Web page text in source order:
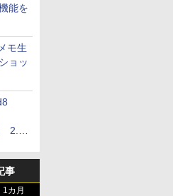
能を
モ生
ョッ
2.2
事
1カ月